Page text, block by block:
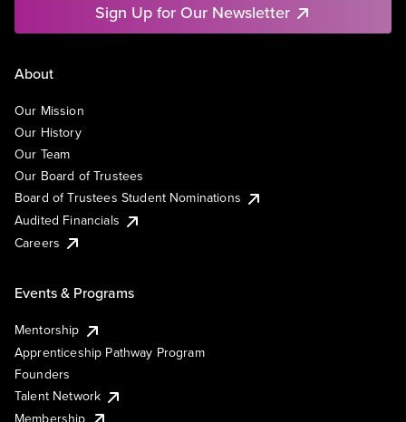
Sign Up for Our Newsletter
About
Our Mission
Our History
Our Team
Our Board of Trustees
Board of Trustees Student Nominations
Audited Financials
Careers
Events & Programs
Mentorship
Apprenticeship Pathway Program
Founders
Talent Network
Membership